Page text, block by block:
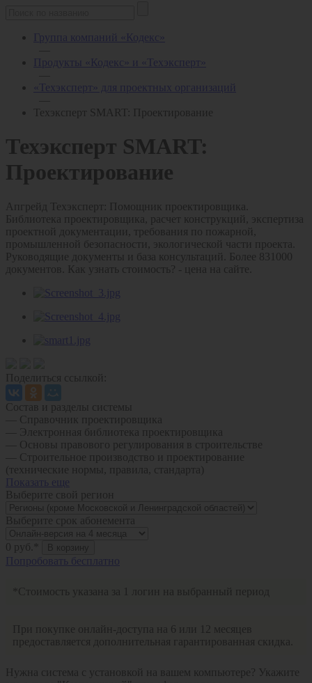
Группа компаний «Кодекс»
Продукты «Кодекс» и «Техэксперт»
«Техэксперт» для проектных организаций
Техэксперт SMART: Проектирование
Техэксперт SMART:
Проектирование
Апгрейд Техэксперт: Помощник проектировщика.
Библиотека проектировщика, расчет конструкций, экспертиза
проектной документации, требования по пожарной,
промышленной безопасности, экологической части проекта.
Руководящие документы и база консультаций. Более 831000
документов. Как узнать стоимость? - цена на сайте.
Поделиться ссылкой:
Состав и разделы системы
— Справочник проектировщика
— Электронная библиотека проектировщика
— Основы правового регулирования в строительстве
— Строительное производство и проектирование
(технические нормы, правила, стандарта)
Показать еще
Выберите свой регион
Выберите срок абонемента
0 руб.*
Попробовать бесплатно
*Стоимость указана за 1 логин на выбранный период
При покупке онлайн-доступа на 6 или 12 месяцев
предоставляется дополнительная гарантированная скидка.
Нужна система с установкой на вашем компьютере? Укажите